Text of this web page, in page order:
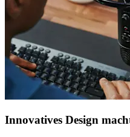
Innovatives Design